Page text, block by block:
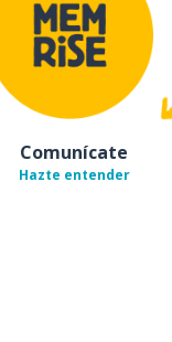
Comunícate
Hazte entender